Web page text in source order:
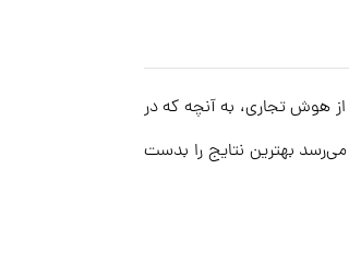
از هوش تجاری، به آنچه که در
می‌رسد بهترین نتایج را بدست